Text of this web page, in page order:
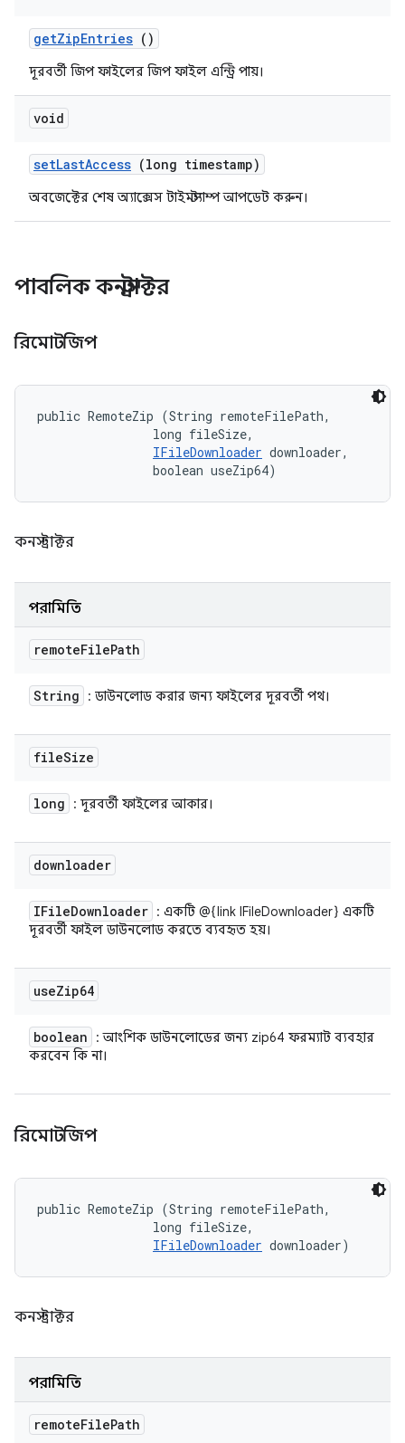
getZipEntries ()
দূরবর্তী জিপ ফাইলের জিপ ফাইল এন্ট্রি পায়।
void
setLastAccess (long timestamp)
অবজেক্টের শেষ অ্যাক্সেস টাইমস্ট্যাম্প আপডেট করুন।
পাবলিক কনস্ট্রাক্টর
রিমোটজিপ
public RemoteZip (String remoteFilePath,
                long fileSize,
IFileDownloader downloader,
                boolean useZip64)
কনস্ট্রাক্টর
পরামিতি
remoteFilePath
String : ডাউনলোড করার জন্য ফাইলের দূরবর্তী পথ।
fileSize
long : দূরবর্তী ফাইলের আকার।
downloader
IFileDownloader : একটি @{link IFileDownloader} একটি
দূরবর্তী ফাইল ডাউনলোড করতে ব্যবহৃত হয়।
useZip64
boolean
: আংশিক ডাউনলোডের জন্য zip64 ফরম্যাট ব্যবহার
করবেন কি না।
রিমোটজিপ
public RemoteZip (String remoteFilePath,
                long fileSize,
IFileDownloader downloader)
কনস্ট্রাক্টর
পরামিতি
remoteFilePath